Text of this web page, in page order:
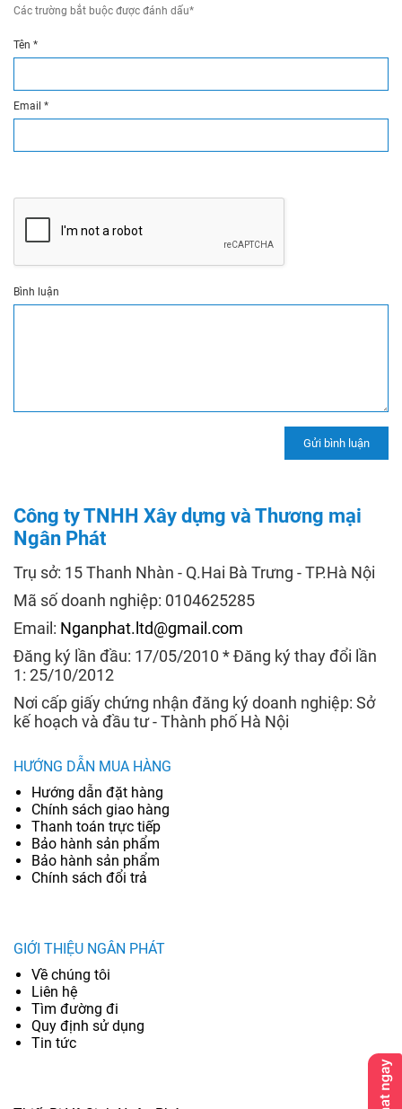
Các trường bắt buộc được đánh dấu*
Tên *
Email *
Bình luận
Công ty TNHH Xây dựng và Thương mại
Ngân Phát
Trụ sở: 15 Thanh Nhàn - Q.Hai Bà Trưng - TP.Hà Nội
Mã số doanh nghiệp: 0104625285
Email: Nganphat.ltd@gmail.com
Đăng ký lần đầu: 17/05/2010 * Đăng ký thay đổi lần
1: 25/10/2012
Nơi cấp giấy chứng nhận đăng ký doanh nghiệp: Sở
kế hoạch và đầu tư - Thành phố Hà Nội
HƯỚNG DẪN MUA HÀNG
Hướng dẫn đặt hàng
Chính sách giao hàng
Thanh toán trực tiếp
Bảo hành sản phẩm
Bảo hành sản phẩm
Chính sách đổi trả
GIỚI THIỆU NGÂN PHÁT
Về chúng tôi
Liên hệ
Tìm đường đi
Quy định sử dụng
Tin tức